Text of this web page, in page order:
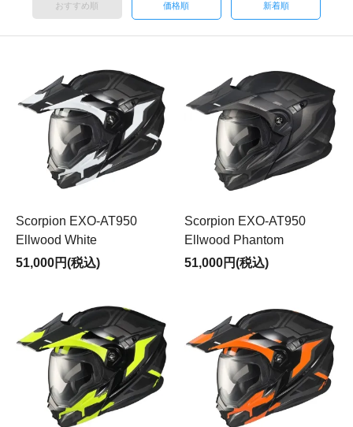
おすすめ順 価格順 新着順
Scorpion EXO-AT950
Ellwood White
51,000円(税込)
Scorpion EXO-AT950
Ellwood Phantom
51,000円(税込)